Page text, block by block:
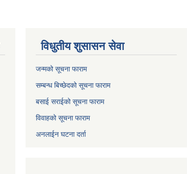
विधुतीय शुसासन सेवा
जन्मको सूचना फाराम
सम्बन्ध बिच्छेदको सूचना फाराम
बसाई सराईको सूचना फाराम
विवाहको सूचना फाराम
अनलाईन घटना दर्ता